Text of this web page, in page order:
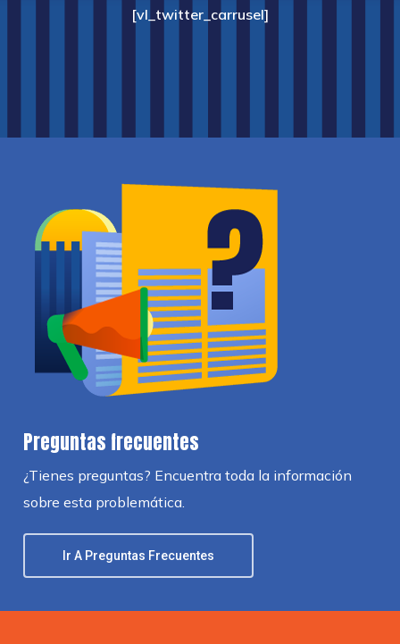
[vl_twitter_carrusel]
Preguntas frecuentes
¿Tienes preguntas? Encuentra toda la información
sobre esta problemática.
Ir A Preguntas Frecuentes